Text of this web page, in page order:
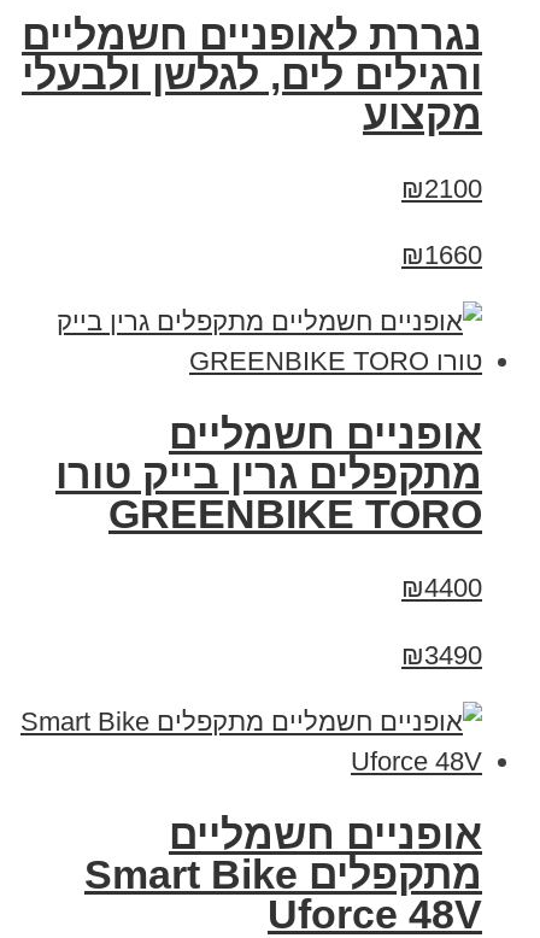
נגררת לאופניים חשמליים
ורגילים לים, לגלשן ולבעלי
מקצוע
₪2100
₪1660
אופניים חשמליים
מתקפלים גרין בייק טורו
GREENBIKE TORO
₪4400
₪3490
אופניים חשמליים
מתקפלים Smart Bike
Uforce 48V